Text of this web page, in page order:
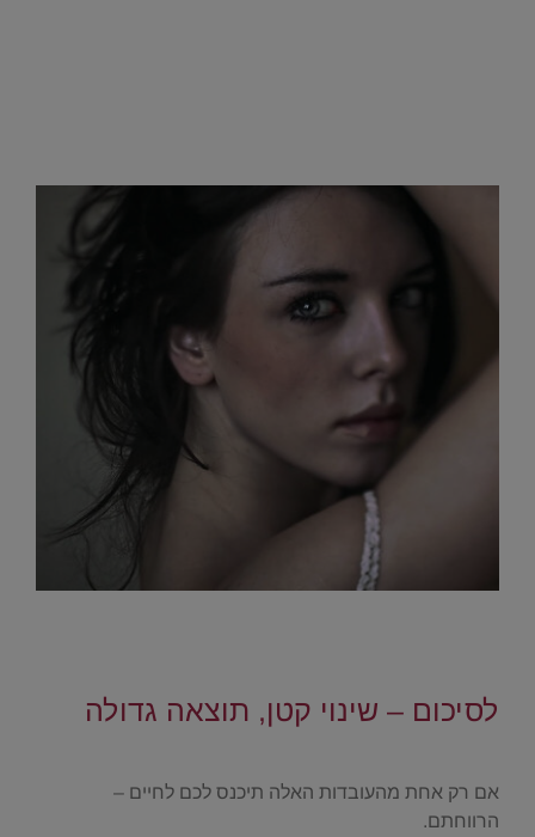
לסיכום – שינוי קטן, תוצאה גדולה
אם רק אחת מהעובדות האלה תיכנס לכם לחיים –
הרווחתם.